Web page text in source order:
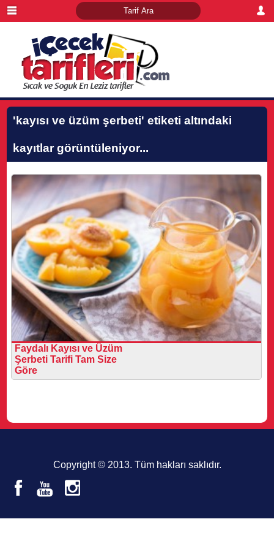
'kayısı ve üzüm şerbeti' etiketi altındaki
kayıtlar görüntüleniyor...
Faydalı Kayısı ve Üzüm
Şerbeti Tarifi Tam Size
Göre
Copyright © 2013. Tüm hakları saklıdır.